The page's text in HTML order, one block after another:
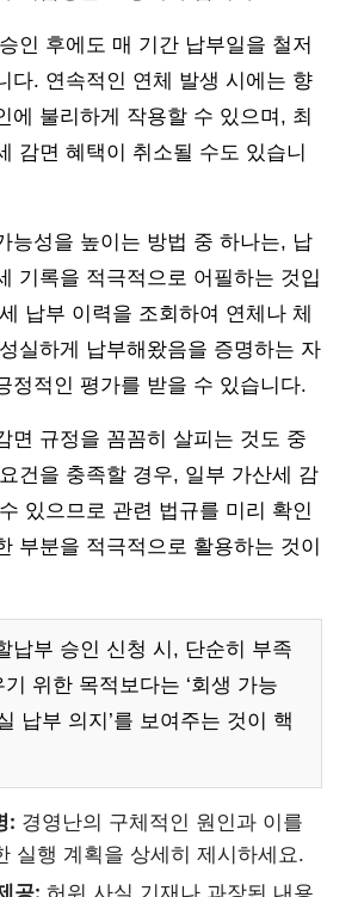
인 후에도 매 기간 납부일을 철저
다. 연속적인 연체 발생 시에는 향
에 불리하게 작용할 수 있으며, 최
감면 혜택이 취소될 수도 있습니
능성을 높이는 방법 중 하나는, 납
기록을 적극적으로 어필하는 것입
납부 이력을 조회하여 연체나 체
실하게 납부해왔음을 증명하는 자
정적인 평가를 받을 수 있습니다.
면 규정을 꼼꼼히 살피는 것도 중
건을 충족할 경우, 일부 가산세 감
있으므로 관련 법규를 미리 확인
부분을 적극적으로 활용하는 것이
납부 승인 신청 시, 단순히 부족
위한 목적보다는 ‘회생 가능
납부 의지’를 보여주는 것이 핵
: 경영난의 구체적인 원인과 이를
실행 계획을 상세히 제시하세요.